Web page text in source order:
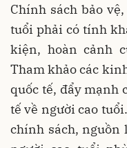
Chính sách bảo
tuổi phải có tính
kiện, hoàn cảnh
Tham khảo các
quốc tế, đẩy mạnh
tế về người cao
chính sách, nguồn